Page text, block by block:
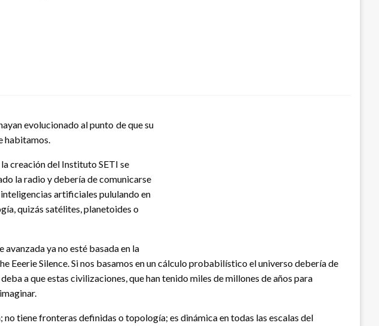
evolucionado al punto de que su
habitamos.
creación del Instituto SETI se
la radio y debería de comunicarse
artificiales pululando en
quizás satélites, planetoides o
ya no esté basada en la
Silence. Si nos basamos en un cálculo probabilístico el universo debería de
a que estas civilizaciones, que han tenido miles de millones de años para
tiene fronteras definidas o topología; es dinámica en todas las escalas del